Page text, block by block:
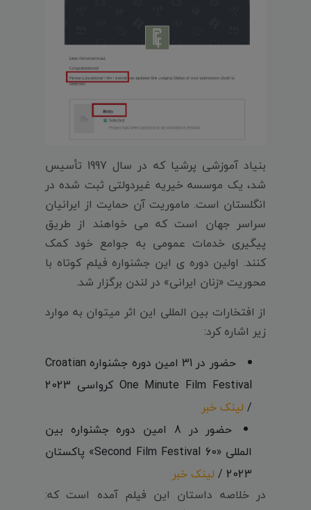
بنیاد آموزشی پرشیا که در سال 1997 تأسیس
شد، یک موسسه خیریه غیردولتی ثبت شده در
انگلستان است. ماموریت آن حمایت از ایرانیان
سراسر جهان است که می خواهند از طریق
پیگیری خدمات عمومی به جوامع خود کمک
کنند. اولین دوره ی این جشنواره فیلم کوتاه با
محوریت «زنان ایرانی» در لندن برگزار شد.
از افتخارات بین المللی این اثر میتوان به موارد
زیر اشاره کرد:
حضور در 31 امین دوره جشنواره Croatian
One Minute Film Festival کرواسی 2023
/ لینک خبر
حضور در 8 امین دوره جشنواره بین
المللی «60 Second Film Festival» پاکستان
2023 /
لینک خبر
در خلاصه داستان این فیلم آمده است که: